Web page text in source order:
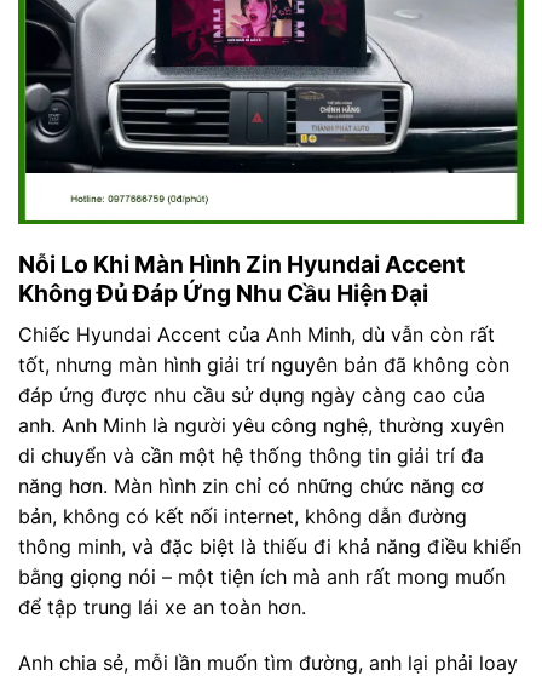
Nỗi Lo Khi Màn Hình Zin Hyundai Accent
Không Đủ Đáp Ứng Nhu Cầu Hiện Đại
Chiếc Hyundai Accent của Anh Minh, dù vẫn còn rất
tốt, nhưng màn hình giải trí nguyên bản đã không còn
đáp ứng được nhu cầu sử dụng ngày càng cao của
anh. Anh Minh là người yêu công nghệ, thường xuyên
di chuyển và cần một hệ thống thông tin giải trí đa
năng hơn. Màn hình zin chỉ có những chức năng cơ
bản, không có kết nối internet, không dẫn đường
thông minh, và đặc biệt là thiếu đi khả năng điều khiển
bằng giọng nói – một tiện ích mà anh rất mong muốn
để tập trung lái xe an toàn hơn.
Anh chia sẻ, mỗi lần muốn tìm đường, anh lại phải loay